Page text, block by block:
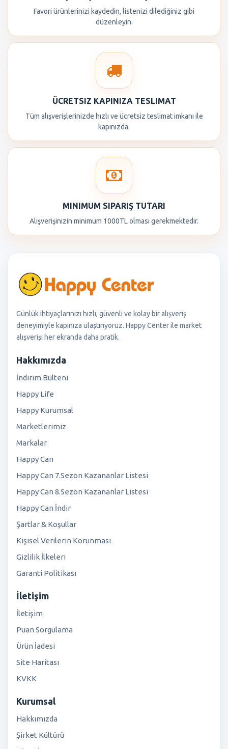
Favori ürünlerinizi kaydedin, listenizi dilediğiniz gibi
düzenleyin.
ÜCRETSIZ KAPINIZA TESLIMAT
Tüm alışverişlerinizde hızlı ve ücretsiz teslimat imkanı ile
kapınızda.
MINIMUM SIPARIŞ TUTARI
Alışverişinizin minimum 1000TL olması gerekmektedir.
Günlük ihtiyaçlarınızı hızlı, güvenli ve kolay bir alışveriş
deneyimiyle kapınıza ulaştırıyoruz. Happy Center ile market
alışverişi her ekranda daha pratik.
Hakkımızda
İndirim Bülteni
Happy Life
Happy Kurumsal
Marketlerimiz
Markalar
Happy Can
Happy Can 7.Sezon Kazananlar Listesi
Happy Can 8.Sezon Kazananlar Listesi
Happy Can İndir
Şartlar & Koşullar
Kişisel Verilerin Korunması
Gizlilik İlkeleri
Garanti Politikası
İletişim
İletişim
Puan Sorgulama
Ürün İadesi
Site Haritası
KVKK
Kurumsal
Hakkımızda
Şirket Kültürü